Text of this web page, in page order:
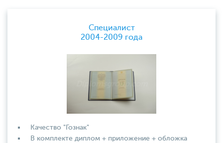
Специалист
2004-2009 года
Качество "Гознак"
В комплекте диплом + приложение + обложка